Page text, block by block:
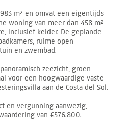
m² en omvat een eigentijds
woning van meer dan 458 m²
inclusief kelder. De geplande
ruime open
en zwembad.
zeezicht, groen
voor een hoogwaardige vaste
aan de Costa del Sol.
en vergunning aanwezig,
van €576.800.